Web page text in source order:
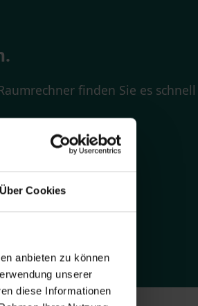
Über Cookies
anbieten zu können
unserer
diese Informationen
finden Sie es schnell